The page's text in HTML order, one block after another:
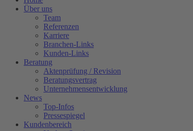
Über uns
Team
Referenzen
Karriere
Branchen-Links
Kunden-Links
Beratung
Aktenprüfung / Revision
Beratungsvertrag
Unternehmensentwicklung
News
Top-Infos
Pressespiegel
Kundenbereich